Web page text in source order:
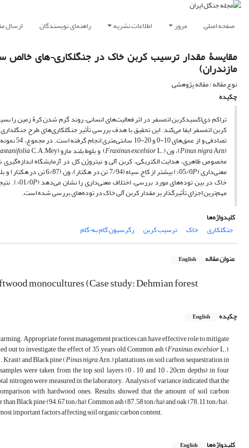
صفحه اصلی مرور اطلاعات نشریه راهنمای نویسندگان ارسال
مقایسۀ مقدار ترسیب کربن خاک در جنگلکاری¬های خالص
مازندران)
نوع مقاله : مقاله پژوهشی
چکیده
تراکم دی‌اکسیدکربن اتمسفر در اثر فعالیت‌های انسانی، روند گرم شدن کرۀ زمین
کربن اتمسفر ایفا می‌کند. این تحقیق با هدف بررسی تأثیر جنگلکاری‌های طرح
تصادفی و از عمق‌های 10-0 و 20-10 سانتی‌متری انجام گرفته است. در مجموع، 54 نمونه خاک از 4 تودۀ 35 سالۀ جنگلکاری‌شده با گونه‌های پیسه‌آ (
(
Pinus nigraArn)، ون (. FraxinusexcelsiorL) و بلوط بلند مازو (
معنی‌داری (05/0P
خاک در بین توده‌های مورد بررسی، اختلاف معنی‌داری را نشان می‌دهد (01/0P
<).
مهم‌ترین اجزای تأثیر‌گذار بر مقدار کربن آلی خاک در توده‌های بررسی شده است.
کلیدواژه‌ها
جنگلکاری
خاک ترسیب کربن رگرسیون گام به¬گام
عنوان مقاله English
monocultures (Case study: Dehmian forest
چکیده English
Appropriate forest management practices can have effective role to mitigate
out to investigate the effect of 35 years old Common ash (FraxinusexcelsiorL.),
and Black pine (Pinus nigraArn.) plantations on soil carbon sequestration in
were taken from the top soil layers (0 – 10 and 10 – 20cm depths) in four
nitrogen were measured in the laboratory. Analysis of variance indicated that the
with hardwood ones. Results showed that the amount of soil carbon
than Black pine (94.67 ton/ha), Common ash (87.58 ton/ha) and oak (78.11 ton/ha).
important factors affecting soil organic carbon content.
کلیدواژه‌ها English